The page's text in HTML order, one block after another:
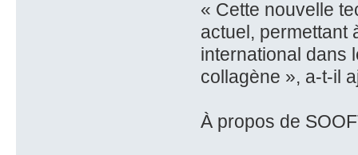
« Cette nouvelle
actuel, permettant
international dans
collagène », a-t-il
À propos de